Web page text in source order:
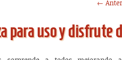
←
para uso y disfrute